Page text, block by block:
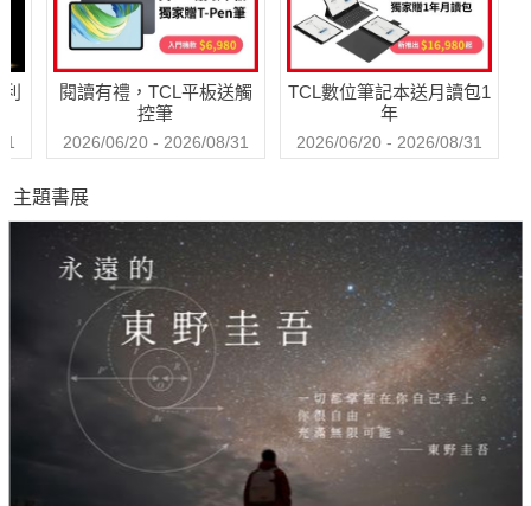
閱讀有禮，TCL平板送觸
控筆
2026/06/20 - 2026/08/31
TCL數位筆記本送月讀包1
年
2026/06/20 - 2026/08/31
主題書展